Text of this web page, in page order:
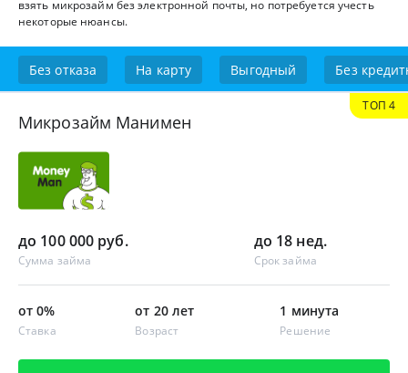
взять микрозайм без электронной почты, но потребуется учесть
некоторые нюансы.
Без отказа На карту Выгодный Без
Микрозайм Манимен
до 100 000 руб.
Сумма займа
до 18 нед.
Срок займа
от 0%
Ставка
от 20 лет
Возраст
1 минута
Решение
ТОП 4